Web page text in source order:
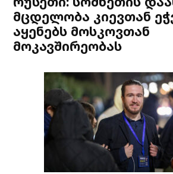
მცდელობა კიევთან
აყენებს მოსკოვთან
მოკავშირეობას